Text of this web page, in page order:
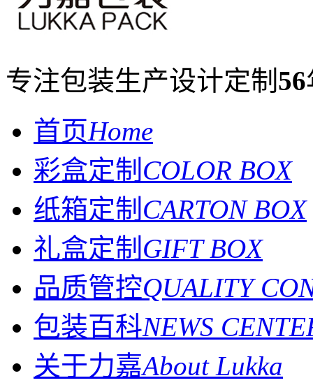
专注包装生产设计定制 56
首页Home
彩盒定制 COLOR BOX
纸箱定制 CARTON BOX
礼盒定制 GIFT BOX
品质管控QUALITY
包装百科NEWS
关于力嘉About Lukka